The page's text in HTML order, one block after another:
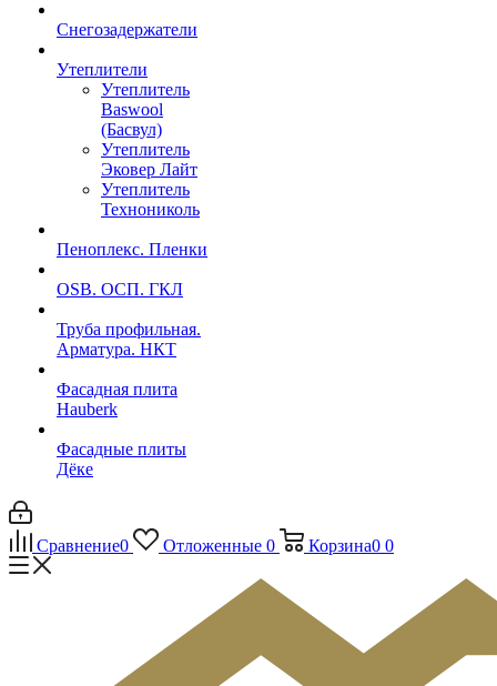
Снегозадержатели
Утеплители
Утеплитель
Baswool
(Басвул)
Утеплитель
Эковер Лайт
Утеплитель
Технониколь
Пеноплекс. Пленки
OSB. ОСП. ГКЛ
Труба профильная.
Арматура. НКТ
Фасадная плита
Hauberk
Фасадные плиты
Дёке
Сравнение0 Отложенные 0 Корзина0 0